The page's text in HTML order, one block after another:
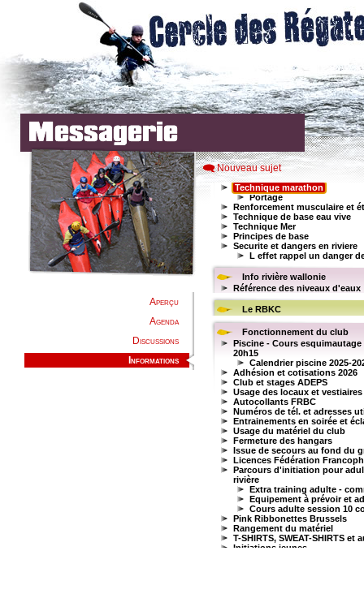
Aperçu
Agenda
Discussions
Informations
Nouveau sujet